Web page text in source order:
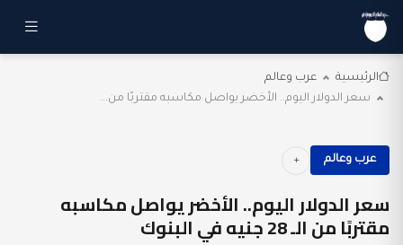
الرئيسية
عرب وعالم
سعر الدولار اليوم.. الأخضر يواصل مكاسبه مقتربًا من...
عرب وعالم
سعر الدولار اليوم.. الأخضر يواصل مكاسبه
مقتربًا من الـ 28 جنيه في البنوك